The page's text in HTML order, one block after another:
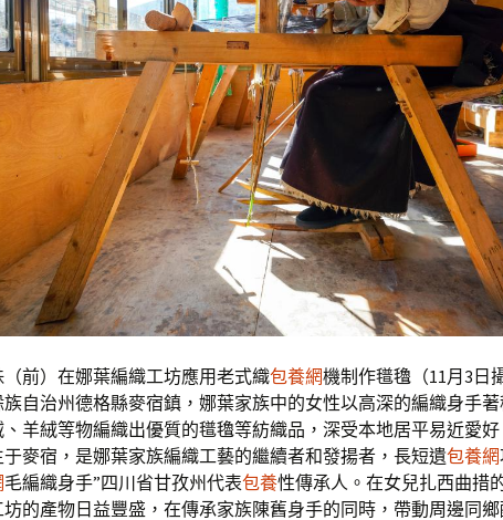
（前）在娜葉編織工坊應用老式織包養網機制作氆氌（11月3日
族自治州德格縣麥宿鎮，娜葉家族中的女性以高深的編織身手
、羊絨等物編織出優質的氆氌等紡織品，深受本地居平易近愛好
于麥宿，是娜葉家族編織工藝的繼續者和發揚者，長短遺包養網
毛編織身手”四川省甘孜州代表包養性傳承人。在女兒扎西曲措
的產物日益豐盛，在傳承家族陳舊身手的同時，帶動周邊同鄉